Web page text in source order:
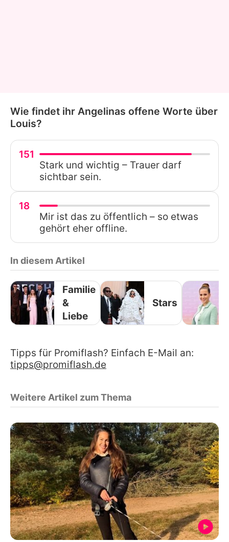
Wie findet ihr Angelinas offene Worte über
Louis?
151
Stark und wichtig – Trauer darf
sichtbar sein.
18
Mir ist das zu öffentlich – so etwas
gehört eher offline.
In diesem Artikel
Familie
&
Liebe
Stars
Tipps für Promiflash? Einfach E-Mail an:
tipps@promiflash.de
Weitere Artikel zum Thema